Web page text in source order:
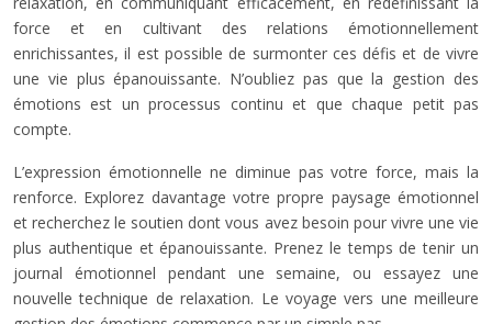
force et en cultivant des relations émotionnellement
enrichissantes, il est possible de surmonter ces défis et de vivre
une vie plus épanouissante. N’oubliez pas que la gestion des
émotions est un processus continu et que chaque petit pas
compte.
L’expression émotionnelle ne diminue pas votre force, mais la
renforce. Explorez davantage votre propre paysage émotionnel
et recherchez le soutien dont vous avez besoin pour vivre une vie
plus authentique et épanouissante. Prenez le temps de tenir un
journal émotionnel pendant une semaine, ou essayez une
nouvelle technique de relaxation. Le voyage vers une meilleure